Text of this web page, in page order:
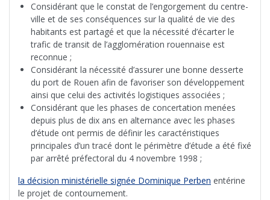
Considérant que le constat de l’engorgement du centre-
ville et de ses conséquences sur la qualité de vie des
habitants est partagé et que la nécessité d’écarter le
trafic de transit de l’agglomération rouennaise est
reconnue ;
Considérant la nécessité d’assurer une bonne desserte
du port de Rouen afin de favoriser son développement
ainsi que celui des activités logistiques associées ;
Considérant que les phases de concertation menées
depuis plus de dix ans en alternance avec les phases
d’étude ont permis de définir les caractéristiques
principales d’un tracé dont le périmètre d’étude a été fixé
par arrêté préfectoral du 4 novembre 1998 ;
la décision ministérielle signée Dominique Perben entérine
le projet de contournement.